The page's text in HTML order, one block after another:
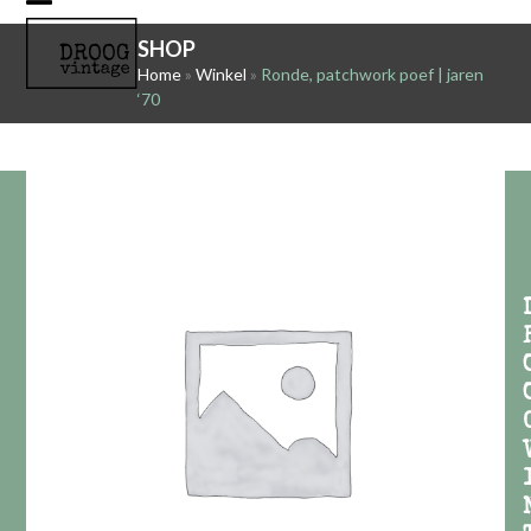
Skip
content
Open
mobile
Close
mobile
SHOP
Home» Winkel » Ronde, patchwork poef | jaren
‘70